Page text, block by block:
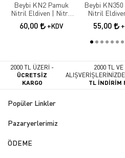
Beybi KN2 Pamuk
Nitril Eldiven | Nitril
Kaplama İş Güvenliği
Eldiveni
60,00 +KDV
Beybi
Nitril
Nitril
55,00
2000 TL ÜZERİ -
ÜCRETSİZ
KARGO
2000 TL VE
TL İNDİRİM
Popüler Linkler
Pazaryerlerimiz
ÖDEME